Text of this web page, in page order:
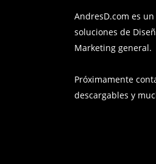
AndresD.com es
soluciones de
Marketing general.
Próximamente
descargables y